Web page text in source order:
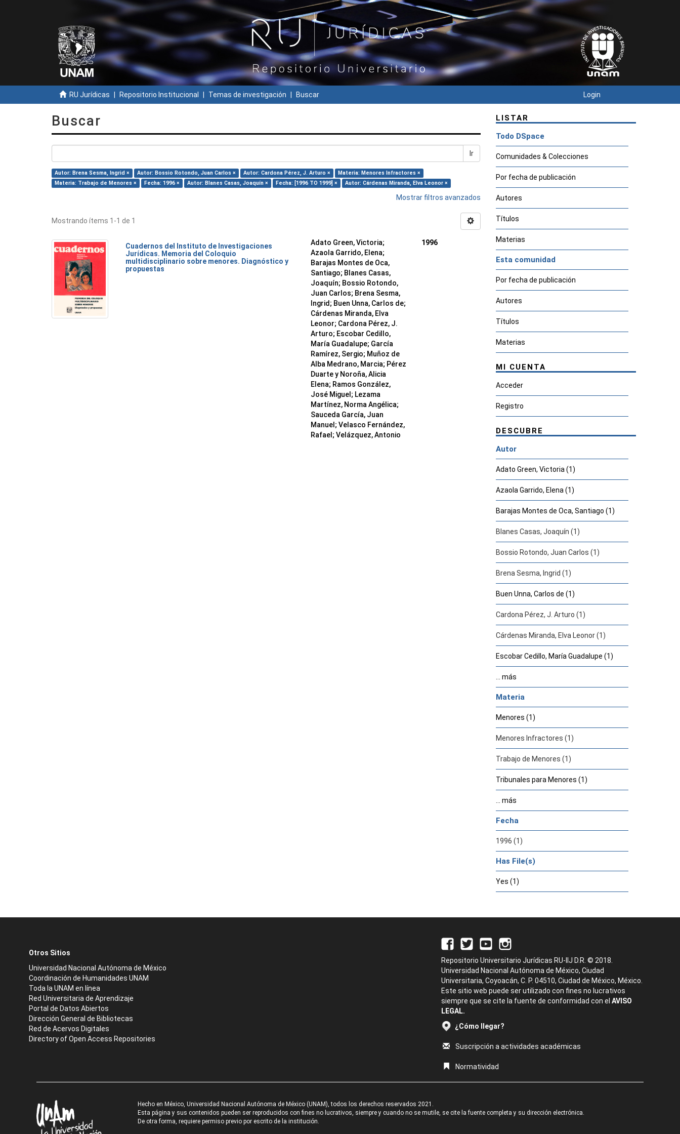
RU Jurídicas Repositorio Institucional Temas de investigación Buscar Login
Buscar
Ir
Autor: Brena Sesma, Ingrid × Autor: Bossio Rotondo, Juan Carlos × Autor: Cardona Pérez, J. Arturo ×
Materia: Menores Infractores ×
Materia: Trabajo de Menores ×
Fecha: 1996 × Autor: Blanes Casas, Joaquín × Fecha: [1996 TO 1999] × Autor: Cárdenas Miranda, Elva Leonor ×
Mostrar filtros avanzados
Mostrando ítems 1-1 de 1
Cuadernos del Instituto de Investigaciones
Jurídicas. Memoria del Coloquio
multidisciplinario sobre menores. Diagnóstico y
propuestas
Adato Green, Victoria;
Azaola Garrido, Elena;
Barajas Montes de Oca,
Santiago; Blanes Casas,
Joaquín; Bossio Rotondo,
Juan Carlos; Brena Sesma,
Ingrid; Buen Unna, Carlos de;
Cárdenas Miranda, Elva
Leonor; Cardona Pérez, J.
Arturo; Escobar Cedillo,
María Guadalupe; García
Ramírez, Sergio; Muñoz de
Alba Medrano, Marcia; Pérez
Duarte y Noroña, Alicia
Elena; Ramos González,
José Miguel; Lezama
Martínez, Norma Angélica;
Sauceda García, Juan
Manuel; Velasco Fernández,
Rafael; Velázquez, Antonio
1996
LISTAR
Todo DSpace
Comunidades & Colecciones
Por fecha de publicación
Autores
Títulos
Materias
Esta comunidad
Por fecha de publicación
Autores
Títulos
Materias
MI CUENTA
Acceder
Registro
DESCUBRE
Autor
Adato Green, Victoria (1)
Azaola Garrido, Elena (1)
Barajas Montes de Oca, Santiago (1)
Blanes Casas, Joaquín (1)
Bossio Rotondo, Juan Carlos (1)
Brena Sesma, Ingrid (1)
Buen Unna, Carlos de (1)
Cardona Pérez, J. Arturo (1)
Cárdenas Miranda, Elva Leonor (1)
Escobar Cedillo, María Guadalupe (1)
... más
Materia
Menores (1)
Menores Infractores (1)
Trabajo de Menores (1)
Tribunales para Menores (1)
... más
Fecha
1996 (1)
Has File(s)
Yes (1)
Otros Sitios
Universidad Nacional Autónoma de México
Coordinación de Humanidades UNAM
Toda la UNAM en línea
Red Universitaria de Aprendizaje
Portal de Datos Abiertos
Dirección General de Bibliotecas
Red de Acervos Digitales
Directory of Open Access Repositories
Repositorio Universitario Jurídicas RU-IIJ D.R. © 2018.
Universidad Nacional Autónoma de México, Ciudad
Universitaria, Coyoacán, C. P. 04510, Ciudad de México, México.
Este sitio web puede ser utilizado con fines no lucrativos
siempre que se cite la fuente de conformidad con el AVISO
LEGAL.
¿Cómo llegar?
Suscripción a actividades académicas
Normatividad
Hecho en México, Universidad Nacional Autónoma de México (UNAM), todos los derechos reservados 2021.
Esta página y sus contenidos pueden ser reproducidos con fines no lucrativos, siempre y cuando no se mutile, se cite la fuente completa y su dirección electrónica.
De otra forma, requiere permiso previo por escrito de la institución.